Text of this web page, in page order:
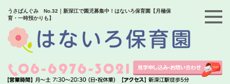
うさぱんぐみ No.32｜新深江で園児募集中！はないろ保育園【月極保
育・一時預かりも】